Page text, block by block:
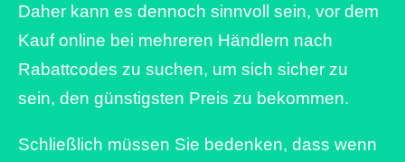
Daher kann es dennoch sinnvoll sein, vor dem
Kauf online bei mehreren Händlern nach
Rabattcodes zu suchen, um sich sicher zu
sein, den günstigsten Preis zu bekommen.
Schließlich müssen Sie bedenken, dass wenn